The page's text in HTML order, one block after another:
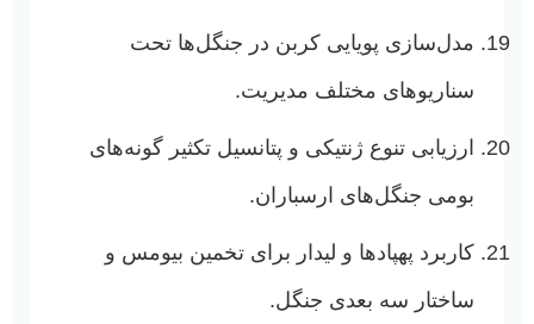
مدل‌سازی پویایی کربن در جنگل‌ها تحت
سناریوهای مختلف مدیریت.
ارزیابی تنوع ژنتیکی و پتانسیل تکثیر گونه‌های
بومی جنگل‌های ارسباران.
کاربرد پهپادها و لیدار برای تخمین بیومس و
ساختار سه بعدی جنگل.